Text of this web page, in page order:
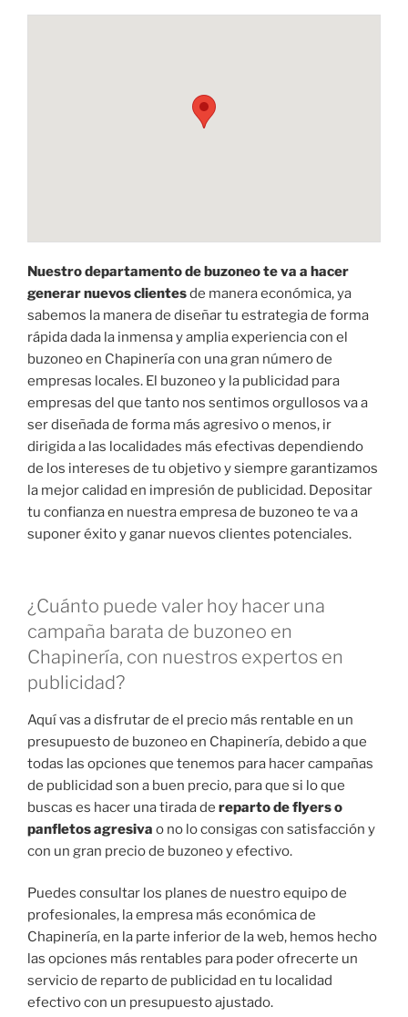
Nuestro departamento de buzoneo te va a hacer
generar nuevos clientesde manera económica, ya
sabemos la manera de diseñar tu estrategia de forma
rápida dada la inmensa y amplia experiencia con el
buzoneo en Chapinería con una gran número de
empresas locales. El buzoneo y la publicidad para
empresas del que tanto nos sentimos orgullosos va a
ser diseñada de forma más agresivo o menos, ir
dirigida a las localidades más efectivas dependiendo
de los intereses de tu objetivo y siempre garantizamos
la mejor calidad en impresión de publicidad. Depositar
tu confianza en nuestra empresa de buzoneo te va a
suponer éxito y ganar nuevos clientes potenciales.
¿Cuánto puede valer hoy hacer una
campaña barata de buzoneo en
Chapinería, con nuestros expertos en
publicidad?
Aquí vas a disfrutar de el precio más rentable en un
presupuesto de buzoneo en Chapinería, debido a que
todas las opciones que tenemos para hacer campañas
de publicidad son a buen precio, para que si lo que
buscas es hacer una tirada de reparto de flyers o
panfletos agresiva o no lo consigas con satisfacción y
con un gran precio de buzoneo y efectivo.
Puedes consultar los planes de nuestro equipo de
profesionales, la empresa más económica de
Chapinería, en la parte inferior de la web, hemos hecho
las opciones más rentables para poder ofrecerte un
servicio de reparto de publicidad en tu localidad
efectivo con un presupuesto ajustado.